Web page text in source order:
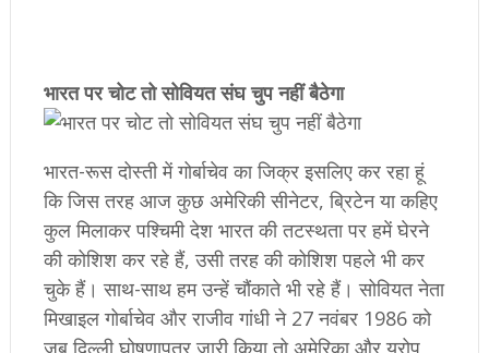
​भारत पर चोट तो सोवियत संघ चुप नहीं बैठेगा
भारत-रूस दोस्ती में गोर्बाचेव का जिक्र इसलिए कर रहा हूं
कि जिस तरह आज कुछ अमेरिकी सीनेटर, ब्रिटेन या कहिए
कुल मिलाकर पश्चिमी देश भारत की तटस्थता पर हमें घेरने
की कोशिश कर रहे हैं, उसी तरह की कोशिश पहले भी कर
चुके हैं। साथ-साथ हम उन्हें चौंकाते भी रहे हैं। सोवियत नेता
मिखाइल गोर्बाचेव और राजीव गांधी ने 27 नवंबर 1986 को
जब दिल्ली घोषणापत्र जारी किया तो अमेरिका और यूरोप